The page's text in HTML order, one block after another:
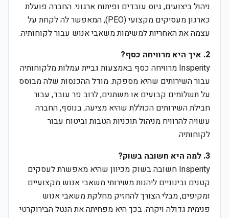
ניהול ביצועים, גיוס עובדים ופיתוח ארגוני. החברה פועלת
כארגון מעסיקים מקצועי (PEO), המאפשר לה לקחת על
עצמה את האחריות למשימות משאבי אנוש עבור לקוחותיה.
2. איך היא מרוויחה כסף?
Insperity מרוויחה כסף באמצעות גביית עמלות מלקוחותיה
עבור השירותים שהיא מספקת. מודל ההכנסות שלה מבוסס
על תשלומים קבועים או משתנים, לרוב פר עובד, עבור
חבילת השירותים הכוללת שהיא מציעה. בנוסף, החברה
עשויה להרוויח מניהול תוכניות הטבות וביטוח עבור
לקוחותיה.
3. למה היא חשובה בשוק?
Insperity חשובה בשוק מכיוון שהיא מאפשרת לעסקים
קטנים ובינוניים ליהנות משירותי משאבי אנוש מקצועיים
ומקיפים, מבלי הצורך להחזיק מחלקת משאבי אנוש
פנימית גדולה ויקרה. בכך היא מפחיתה את הנטל הבירוקרטי